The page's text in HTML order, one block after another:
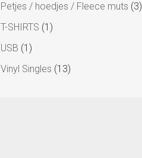
Petjes / hoedjes / Fleece muts (3)
T-SHIRTS (1)
USB (1)
Vinyl Singles (13)